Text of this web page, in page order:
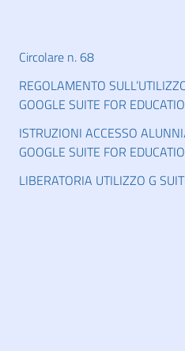
Circolare n. 68
REGOLAMENTO
GOOGLE SUITE FOR
ISTRUZIONI ACCESSO
GOOGLE SUITE FOR
LIBERATORIA UTILIZZO G